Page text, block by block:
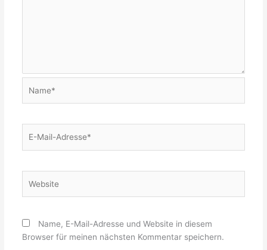
Mail-
Name, E-Mail-Adresse und Website in diesem
Browser für meinen nächsten Kommentar speichern.